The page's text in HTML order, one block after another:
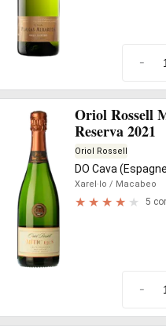
-
Oriol Rossell
Reserva 2021
Oriol Rossell
DO Cava
Xarel·lo / Macabeo
5
-